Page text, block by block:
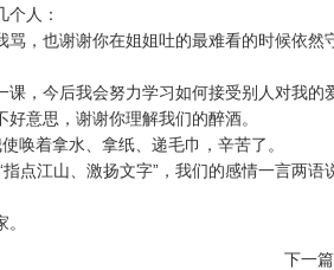
人：
，也谢谢你在姐姐吐的最难看的时候依然
，今后我会努力学习如何接受别人对我的
意思，谢谢你理解我们的醉酒。
唤着拿水、拿纸、递毛巾，辛苦了。
点江山、激扬文字”，我们的感情一言两语
下一篇